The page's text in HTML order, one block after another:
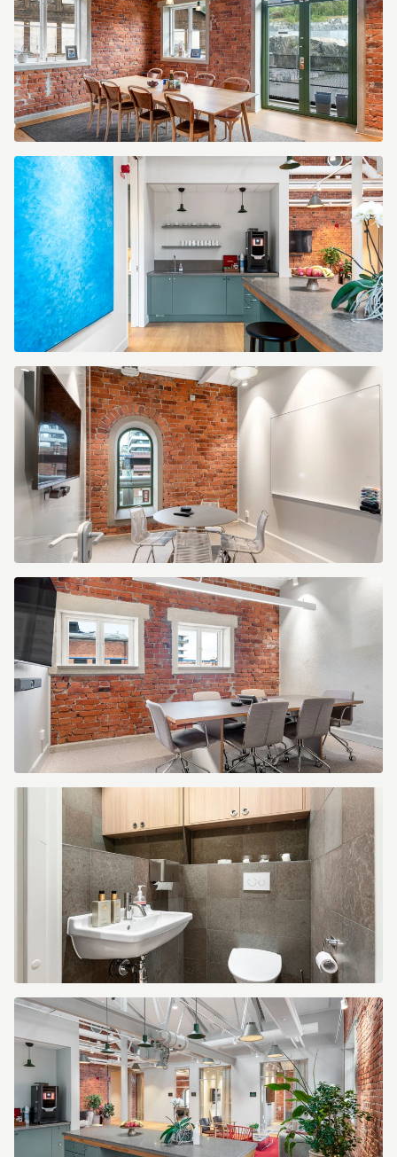
990c-
611af81b3cdd.jpg
be7880b1-
405e-
4a5a-
8b4a-
36b6c7f07b14.jpg
8c00fbbf-
6286-
4916-
aeb1-
55bcb99bd9ce.jpg
8cd004de-
8142-
0c63de8bd65e.jpg
43d61dac-
63bb9142ce5c.jpg
86b210b4-
4aba-
9071-
7011bf0d56e8.jpg